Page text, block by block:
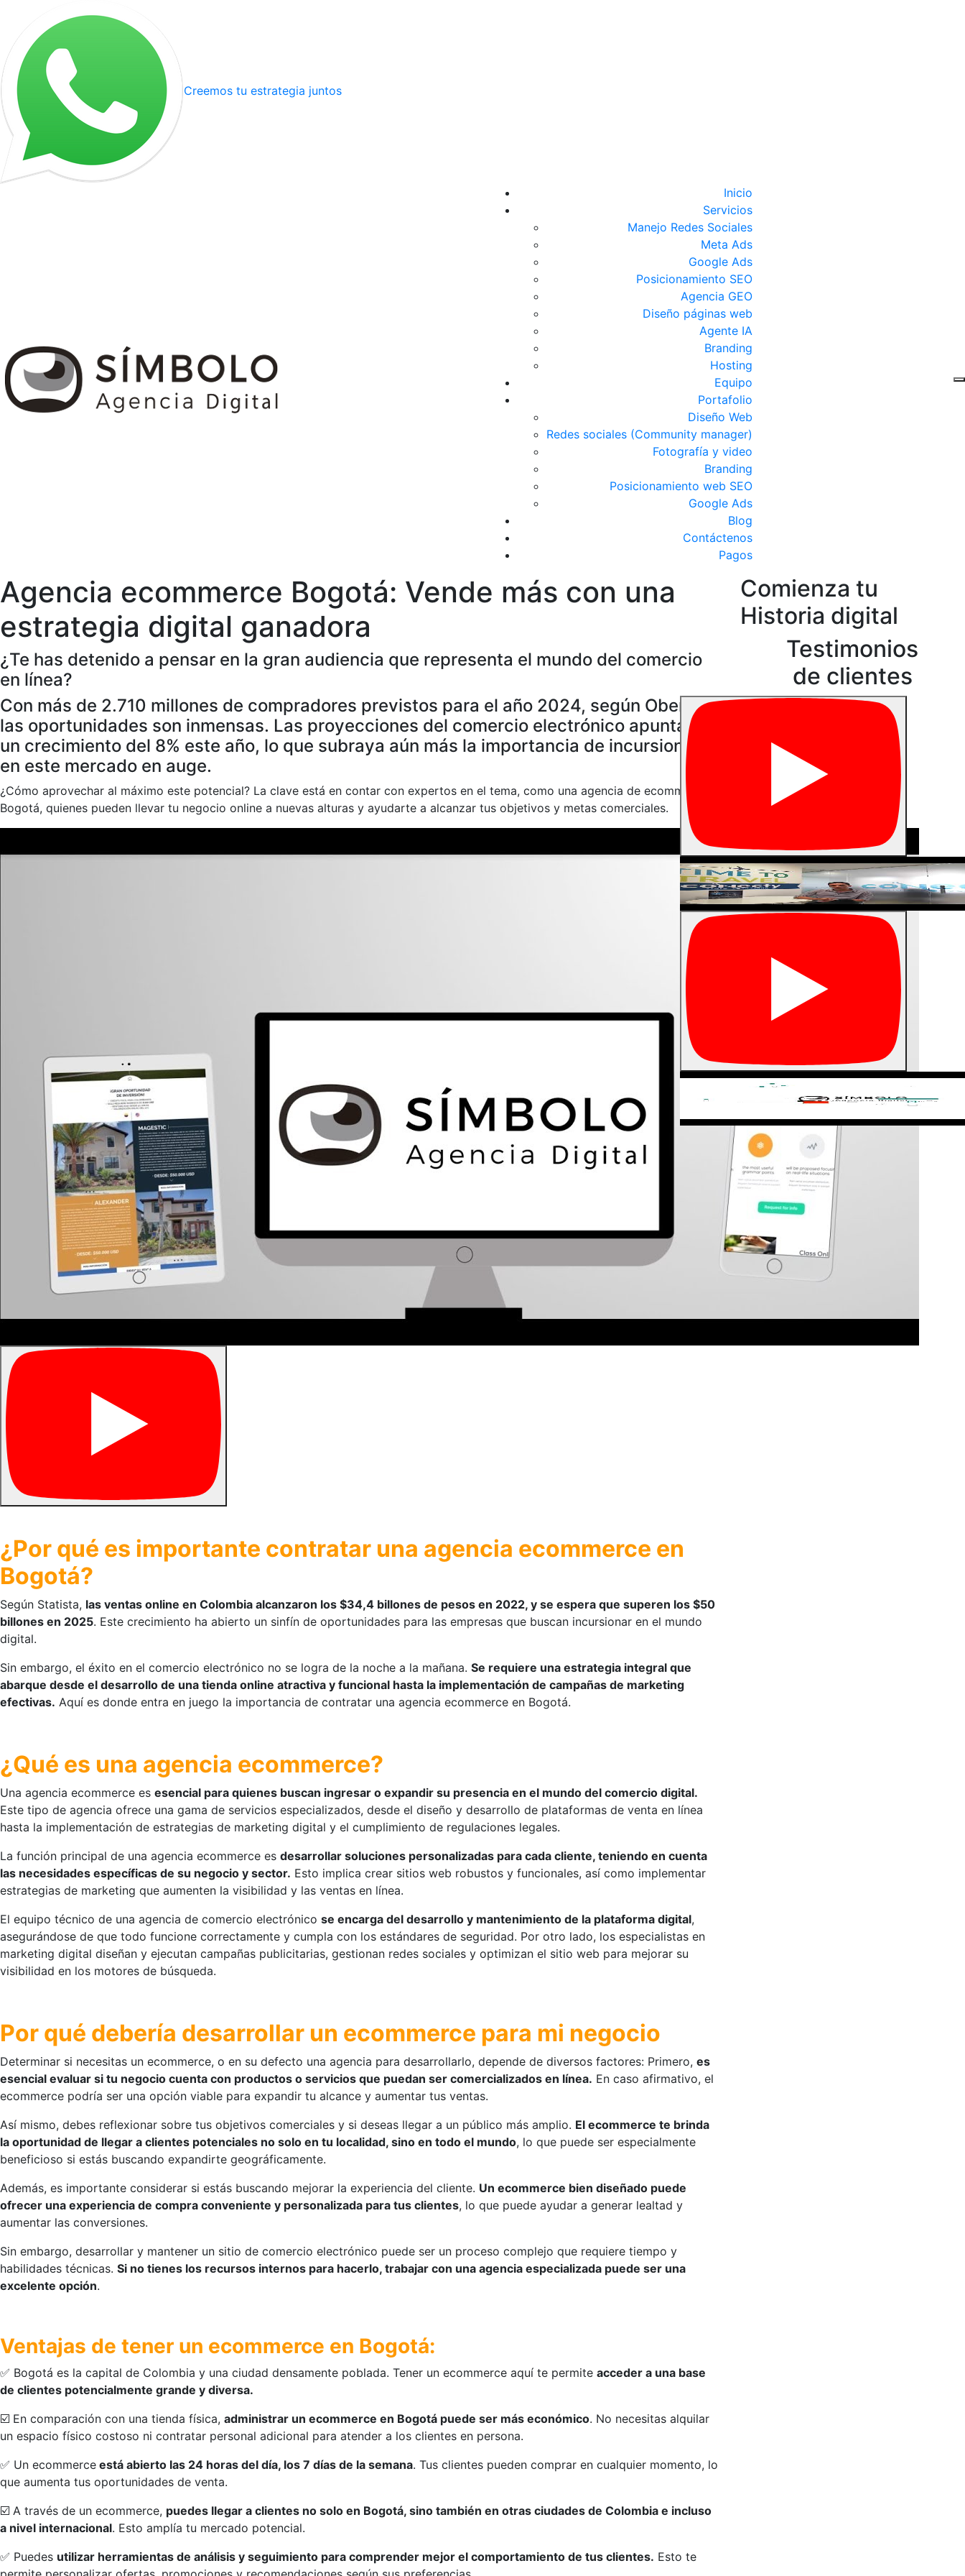
Creemos tu estrategia juntos
Inicio
Servicios
Manejo Redes Sociales
Meta Ads
Google Ads
Posicionamiento SEO
Agencia GEO
Diseño páginas web
Agente IA
Branding
Hosting
Equipo
Portafolio
Diseño Web
Redes sociales (Community manager)
Fotografía y video
Branding
Posicionamiento web SEO
Google Ads
Blog
Contáctenos
Pagos
Agencia ecommerce Bogotá: Vende más con una
estrategia digital ganadora
¿Te has detenido a pensar en la gran audiencia que representa el mundo del comercio
en línea?
Con más de 2.710 millones de compradores previstos para el año 2024, según Oberlo,
las oportunidades son inmensas. Las proyecciones del comercio electrónico apuntan a
un crecimiento del 8% este año, lo que subraya aún más la importancia de incursionar
en este mercado en auge.
¿Cómo aprovechar al máximo este potencial? La clave está en contar con expertos en el tema, como una agencia de ecommerce
Bogotá, quienes pueden llevar tu negocio online a nuevas alturas y ayudarte a alcanzar tus objetivos y metas comerciales.
¿Por qué es importante contratar una agencia ecommerce en
Bogotá?
Según Statista, las ventas online en Colombia alcanzaron los $34,4 billones de pesos en 2022, y se espera que superen los $50
billones en 2025. Este crecimiento ha abierto un sinfín de oportunidades para las empresas que buscan incursionar en el mundo
digital.
Sin embargo, el éxito en el comercio electrónico no se logra de la noche a la mañana. Se requiere una estrategia integral que
abarque desde el desarrollo de una tienda online atractiva y funcional hasta la implementación de campañas de marketing
efectivas. Aquí es donde entra en juego la importancia de contratar una agencia ecommerce en Bogotá.
¿Qué es una agencia ecommerce?
Una agencia ecommerce es esencial para quienes buscan ingresar o expandir su presencia en el mundo del comercio digital.
Este tipo de agencia ofrece una gama de servicios especializados, desde el diseño y desarrollo de plataformas de venta en línea
hasta la implementación de estrategias de marketing digital y el cumplimiento de regulaciones legales.
La función principal de una agencia ecommerce es desarrollar soluciones personalizadas para cada cliente, teniendo en cuenta
las necesidades específicas de su negocio y sector. Esto implica crear sitios web robustos y funcionales, así como implementar
estrategias de marketing que aumenten la visibilidad y las ventas en línea.
El equipo técnico de una agencia de comercio electrónico se encarga del desarrollo y mantenimiento de la plataforma digital,
asegurándose de que todo funcione correctamente y cumpla con los estándares de seguridad. Por otro lado, los especialistas en
marketing digital diseñan y ejecutan campañas publicitarias, gestionan redes sociales y optimizan el sitio web para mejorar su
visibilidad en los motores de búsqueda.
Por qué debería desarrollar un ecommerce para mi negocio
Determinar si necesitas un ecommerce, o en su defecto una agencia para desarrollarlo, depende de diversos factores: Primero, es
esencial evaluar si tu negocio cuenta con productos o servicios que puedan ser comercializados en línea. En caso afirmativo, el
ecommerce podría ser una opción viable para expandir tu alcance y aumentar tus ventas.
Así mismo, debes reflexionar sobre tus objetivos comerciales y si deseas llegar a un público más amplio. El ecommerce te brinda
la oportunidad de llegar a clientes potenciales no solo en tu localidad, sino en todo el mundo, lo que puede ser especialmente
beneficioso si estás buscando expandirte geográficamente.
Además, es importante considerar si estás buscando mejorar la experiencia del cliente. Un ecommerce bien diseñado puede
ofrecer una experiencia de compra conveniente y personalizada para tus clientes, lo que puede ayudar a generar lealtad y
aumentar las conversiones.
Sin embargo, desarrollar y mantener un sitio de comercio electrónico puede ser un proceso complejo que requiere tiempo y
habilidades técnicas. Si no tienes los recursos internos para hacerlo, trabajar con una agencia especializada puede ser una
excelente opción.
Ventajas de tener un ecommerce en Bogotá:
✅ Bogotá es la capital de Colombia y una ciudad densamente poblada. Tener un ecommerce aquí te permite acceder a una base
de clientes potencialmente grande y diversa.
☑️ En comparación con una tienda física, administrar un ecommerce en Bogotá puede ser más económico. No necesitas alquilar
un espacio físico costoso ni contratar personal adicional para atender a los clientes en persona.
✅ Un ecommerce está abierto las 24 horas del día, los 7 días de la semana. Tus clientes pueden comprar en cualquier momento, lo
que aumenta tus oportunidades de venta.
☑️ A través de un ecommerce, puedes llegar a clientes no solo en Bogotá, sino también en otras ciudades de Colombia e incluso
a nivel internacional. Esto amplía tu mercado potencial.
✅ Puedes utilizar herramientas de análisis y seguimiento para comprender mejor el comportamiento de tus clientes. Esto te
Comienza tu
Historia digital
Testimonios
de clientes